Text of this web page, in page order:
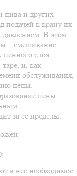
пива и других
подачей к крану их
В этом
– смешивание
слоя
и, как
обслуживания,
пены.
пены,
за ее пределы.
в нее необходимое